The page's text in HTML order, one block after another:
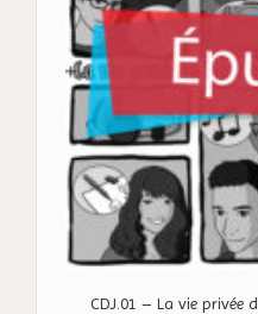
CDJ.01 – La vie privée